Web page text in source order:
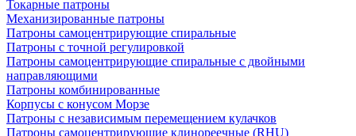
Токарные патроны
Механизированные патроны
Патроны самоцентрирующие спиральные
Патроны с точной регулировкой
Патроны самоцентрирующие спиральные с двойными
направляющими
Патроны комбинированные
Корпусы с конусом Морзе
Патроны с независимым перемещением кулачков
Патроны самоцентрирующие клинореечные (RHU)